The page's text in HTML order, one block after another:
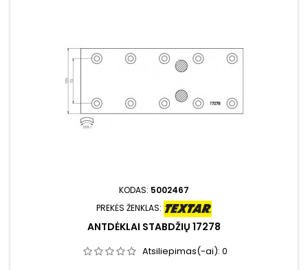
KODAS: 5002467
PREKĖS ŽENKLAS:
ANTDĖKLAI STABDŽIŲ 17278
Atsiliepimas(-ai): 0